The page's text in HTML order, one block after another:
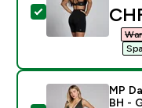
Dieses Produkt
MP
BH -